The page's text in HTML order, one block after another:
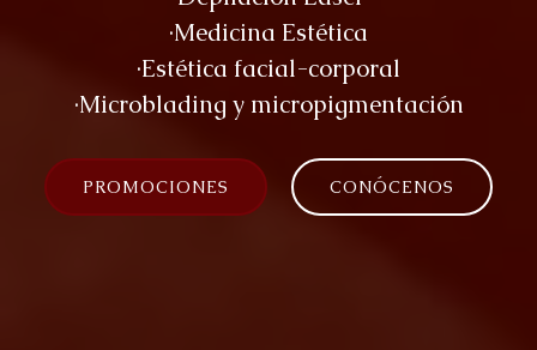
·Medicina Estética
·Estética facial-corporal
·Microblading y micropigmentación
PROMOCIONES CONÓCENOS